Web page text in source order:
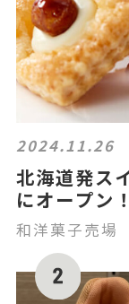
2024.11.26
北海道発ス
にオープン
和洋菓子売場